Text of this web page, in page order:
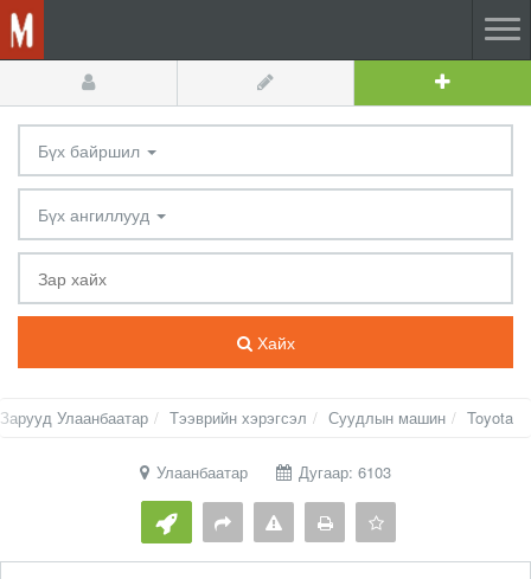
Бүх байршил
Бүх ангиллууд
Хайх
Зарууд Улаанбаатар Тээврийн хэрэгсэл Суудлын машин Toyota
Улаанбаатар Дугаар: 6103